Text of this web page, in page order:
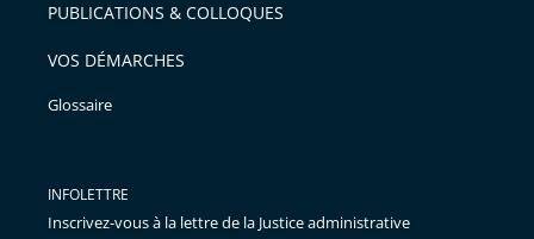
PUBLICATIONS & COLLOQUES
VOS DÉMARCHES
Glossaire
INFOLETTRE
Inscrivez-vous à la lettre de la Justice administrative